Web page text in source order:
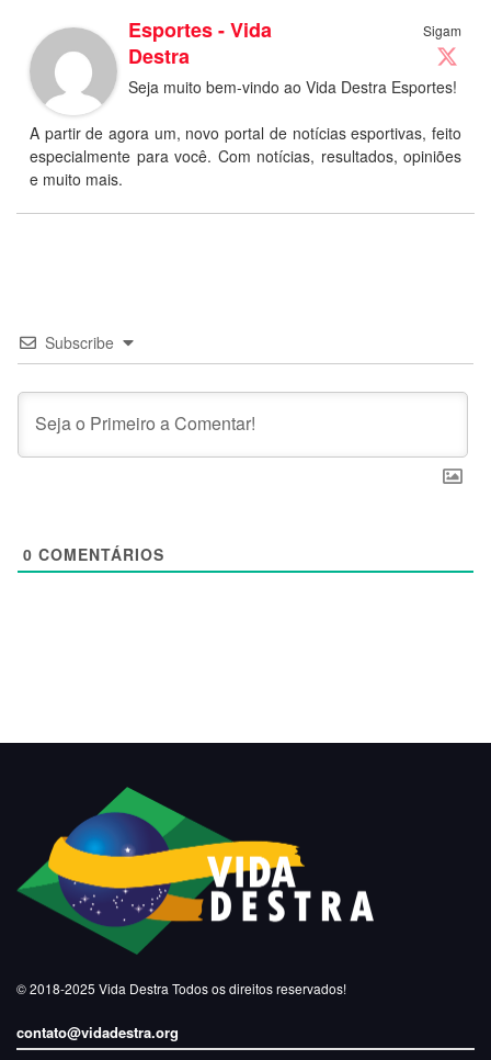
Sigam
Esportes - Vida
Destra
Seja muito bem-vindo ao Vida Destra Esportes!
A partir de agora um, novo portal de notícias esportivas, feito
especialmente para você. Com notícias, resultados, opiniões
e muito mais.
Subscribe
0 COMENTÁRIOS
© 2018-2025 Vida Destra Todos os direitos reservados!
contato@vidadestra.org